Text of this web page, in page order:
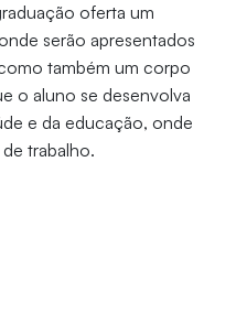
oferta um
serão apresentados
também um corpo
o aluno se desenvolva
e da educação, onde
trabalho.